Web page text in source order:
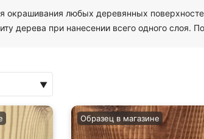
любых деревянных
дерева при нанесении всего одного слоя.
Образец в магазине